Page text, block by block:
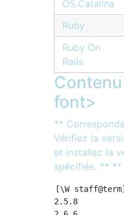
OS.Catalina
Ruby
Ruby On
Rails
font>
**
Vérifiez la
et installez la
spécifiée. ** **
[\W
2.5.8